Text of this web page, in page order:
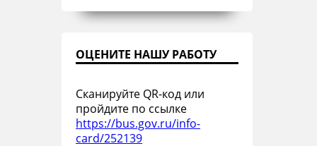
ОЦЕНИТЕ НАШУ РАБОТУ
Сканируйте QR-код или
пройдите по ссылке
https://bus.gov.ru/info-
card/252139